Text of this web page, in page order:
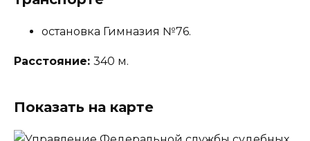
остановка Гимназия №76.
Расстояние: 340 м.
Показать на карте